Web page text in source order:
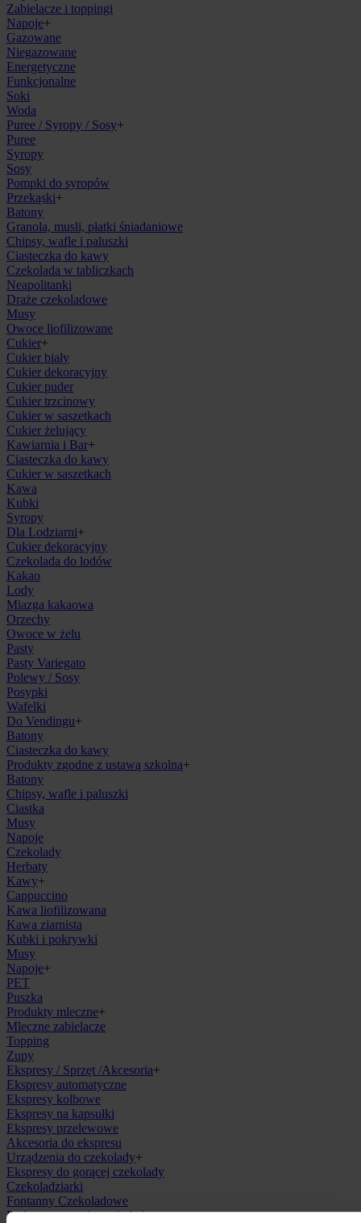
Zabielacze i toppingi
Napoje+
Gazowane
Niegazowane
Energetyczne
Funkcjonalne
Soki
Woda
Puree / Syropy / Sosy+
Puree
Syropy
Sosy
Pompki do syropów
Przekąski+
Batony
Granola, musli, płatki śniadaniowe
Chipsy, wafle i paluszki
Ciasteczka do kawy
Czekolada w tabliczkach
Neapolitanki
Draże czekoladowe
Musy
Owoce liofilizowane
Cukier+
Cukier biały
Cukier dekoracyjny
Cukier puder
Cukier trzcinowy
Cukier w saszetkach
Cukier żelujący
Kawiarnia i Bar+
Ciasteczka do kawy
Cukier w saszetkach
Kawa
Kubki
Syropy
Dla Lodziarni+
Cukier dekoracyjny
Czekolada do lodów
Kakao
Lody
Miazga kakaowa
Orzechy
Owoce w żelu
Pasty
Pasty Variegato
Polewy / Sosy
Posypki
Wafelki
Do Vendingu+
Batony
Ciasteczka do kawy
Produkty zgodne z ustawą szkolną+
Batony
Chipsy, wafle i paluszki
Ciastka
Musy
Napoje
Czekolady
Herbaty
Kawy+
Cappuccino
Kawa liofilizowana
Kawa ziarnista
Kubki i pokrywki
Musy
Napoje+
PET
Puszka
Produkty mleczne+
Mleczne zabielacze
Topping
Zupy
Ekspresy / Sprzęt /Akcesoria+
Ekspresy automatyczne
Ekspresy kolbowe
Ekspresy na kapsułki
Ekspresy przelewowe
Akcesoria do ekspresu
Urządzenia do czekolady+
Ekspresy do gorącej czekolady
Czekoladziarki
Fontanny Czekoladowe
Podgrzewacze do czekolady